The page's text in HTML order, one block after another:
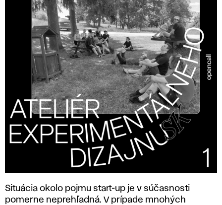
Situácia okolo pojmu start-up je v súčasnosti
pomerne neprehľadná. V prípade mnohých